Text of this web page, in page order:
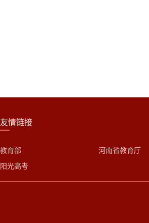
友情链接
教育部
阳光高考
河南省教育厅